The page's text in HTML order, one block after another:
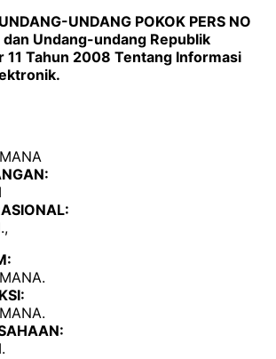
UNDANG POKOK PERS NO
Undang-undang Republik
11 Tahun 2008 Tentang Informasi